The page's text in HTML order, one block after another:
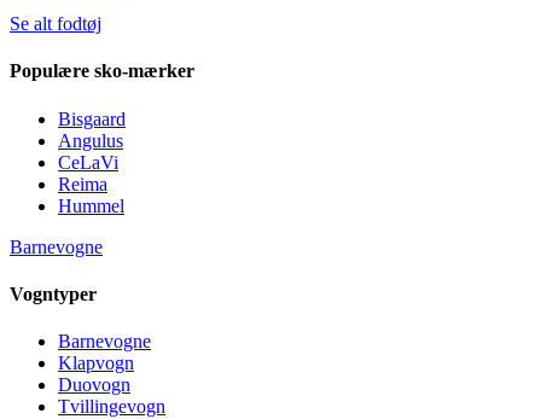
Se alt fodtøj
Populære sko-mærker
Bisgaard
Angulus
CeLaVi
Reima
Hummel
Barnevogne
Vogntyper
Barnevogne
Klapvogn
Duovogn
Tvillingevogn